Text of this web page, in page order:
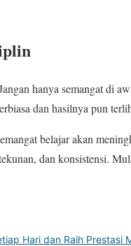
hanya semangat di
dan hasilnya pun
belajar akan
dan konsistensi.
Hari dan Raih Prestasi